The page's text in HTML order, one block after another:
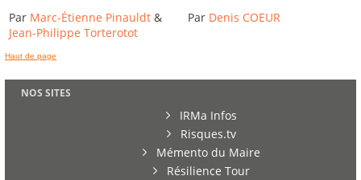
Par Marc-Étienne Pinauldt &
Jean-Philippe Torterotot
Par Denis COEUR
Haut de page
NOS SITES
IRMa Infos
Risques.tv
Mémento du Maire
Résilience Tour